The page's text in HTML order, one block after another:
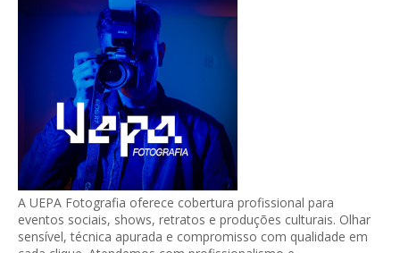
A UEPA Fotografia oferece cobertura profissional para
eventos sociais, shows, retratos e produções culturais. Olhar
sensível, técnica apurada e compromisso com qualidade em